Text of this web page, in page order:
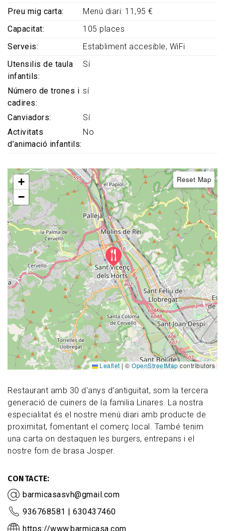
Restaurant amb 30 d'anys d'antiguitat, som la tercera
generació de cuiners de la familia Linares. La nostra
especialitat és el nostre menú diari amb producte de
proximitat, fomentant el comerç local. També tenim
una carta on destaquen les burgers, entrepans i el
nostre forn de brasa Josper.
CONTACTE
barmicasasvh@gmail.com
936768581 | 630437460
https://www.barmicasa.com
Preu mig carta
Menú diari: 11,95 €
Capacitat
105 places
Serveis
Establiment accesible WiFi
Utensilis de taula
infantils
Sí
Número de trones i
cadires
sí
Canviadors
Sí
Activitats
d’animació infantils
No
+
−
Reset Map
Leaflet | © OpenStreetMap contributors